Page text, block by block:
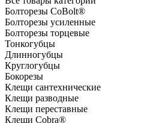
Болторезы CoBolt®
Болторезы усиленные
Болторезы торцевые
Тонкогубцы
Длинногубцы
Круглогубцы
Бокорезы
Клещи сантехнические
Клещи разводные
Клещи переставные
Клещи Cobra®